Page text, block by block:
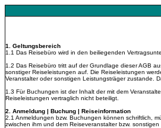
1. Geltungsbereich
1.1 Das Reisebüro wird in den beiliegenden
1.2 Das Reisebüro tritt auf der Grundlage dieser AGB
sonstiger Reiseleistungen auf. Die Reiseleistungen
Veranstalter oder sonstigen Leistungsträger zustande.
1.3 Für Buchungen ist der Inhalt der mit dem
Reiseleistungen vertraglich nicht beteiligt.
2. Anmeldung | Buchung | Reiseinformation
2.1 Anmeldungen bzw. Buchungen können schriftlich,
zwischen ihm und dem Reiseveranstalter bzw. sonstigen